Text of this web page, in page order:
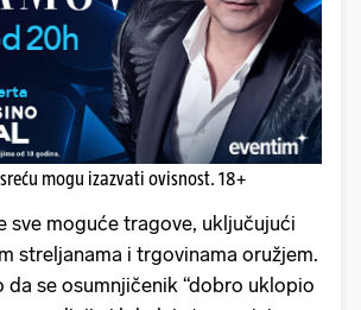
mogu izazvati ovisnost. 18+
sve moguće tragove, uključujući
streljanama i trgovinama oružjem.
da se osumnjičenik “dobro uklopio